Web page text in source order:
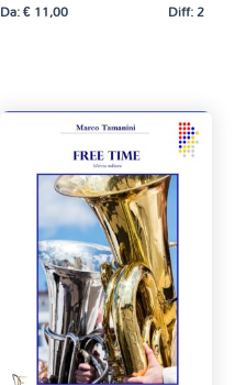
Da:€11,00 Diff: 2